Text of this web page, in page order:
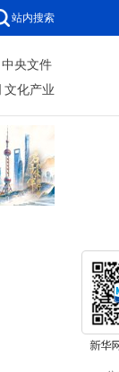
站内搜索
中央文件
文化产业